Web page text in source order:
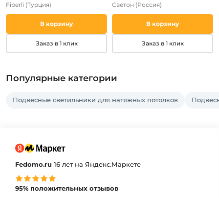
Fiberli (Турция)
В корзину
Заказ в 1 клик
Светон (Россия)
В корзину
Заказ в 1 клик
Популярные категории
Подвесные светильники для натяжных потолков
Fedomo.ru 16 лет на Яндекс.Маркете
95% положительных отзывов